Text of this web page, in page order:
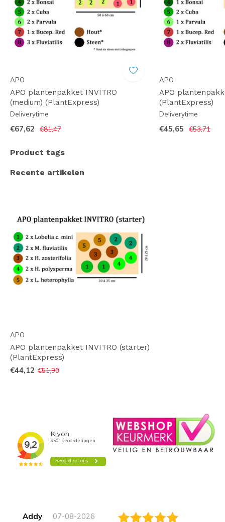
APO
APO plantenpakket INVITRO
(medium) (PlantExpress)
Deliverytime
€67,62 €81,47
APO
APO
(PlantExpress)
Deliverytime
€45,65 €53,71
Product tags
Recente artikelen
APO
APO plantenpakket INVITRO (starter)
(PlantExpress)
€44,12 €51,90
Addy 07-08-2026